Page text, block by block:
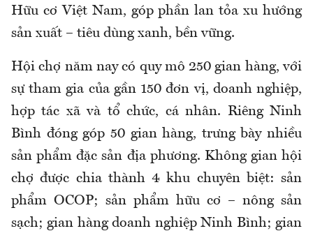
Hữu cơ Việt Nam, góp phần lan tỏa xu hướng
sản xuất – tiêu dùng xanh, bền vững.
Hội chợ năm nay có quy mô 250 gian hàng, với
sự tham gia của gần 150 đơn vị, doanh nghiệp,
hợp tác xã và tổ chức, cá nhân. Riêng Ninh
Bình đóng góp 50 gian hàng, trưng bày nhiều
sản phẩm đặc sản địa phương. Không gian hội
chợ được chia thành 4 khu chuyên biệt: sản
phẩm OCOP; sản phẩm hữu cơ – nông sản
sạch; gian hàng doanh nghiệp Ninh Bình; gian